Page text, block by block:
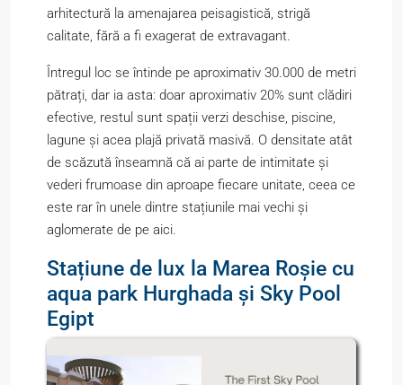
arhitectură la amenajarea peisagistică, strigă
calitate, fără a fi exagerat de extravagant.
Întregul loc se întinde pe aproximativ 30.000 de metri
pătrați, dar ia asta: doar aproximativ 20% sunt clădiri
efective, restul sunt spații verzi deschise, piscine,
lagune și acea plajă privată masivă. O densitate atât
de scăzută înseamnă că ai parte de intimitate și
vederi frumoase din aproape fiecare unitate, ceea ce
este rar în unele dintre stațiunile mai vechi și
aglomerate de pe aici.
Stațiune de lux la Marea Roșie cu
aqua park Hurghada și Sky Pool
Egipt